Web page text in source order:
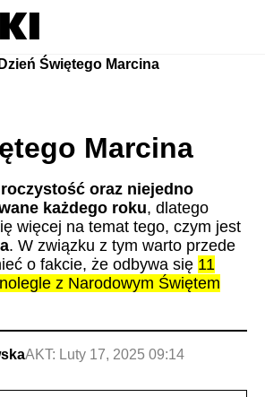
Dzień Świętego Marcina
Marcina
oraz niejedno
każdego roku, dlatego
więcej na temat tego, czym jest
. W związku z tym warto przede
o fakcie, że odbywa się 11
z Narodowym Świętem
AKT: Luty 17, 2025 09:14